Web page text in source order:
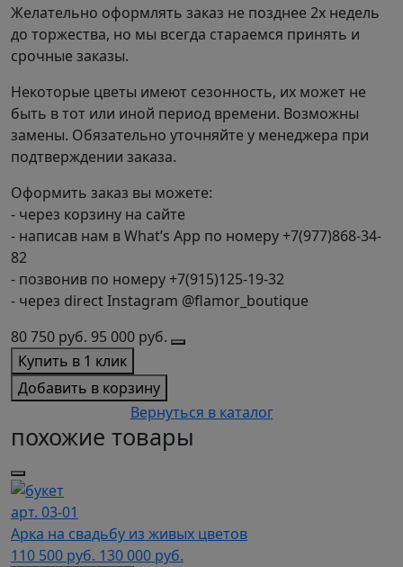
Желательно оформлять заказ не позднее 2х недель
до торжества, но мы всегда стараемся принять и
срочные заказы.
Некоторые цветы имеют сезонность, их может не
быть в тот или иной период времени. Возможны
замены. Обязательно уточняйте у менеджера при
подтверждении заказа.
Оформить заказ вы можете:
- через корзину на сайте
- написав нам в What’s App по номеру +7(977)868-34-
82
- позвонив по номеру +7(915)125-19-32
- через direct Instagram @flamor_boutique
80 750 руб. 95 000 руб.
Купить в 1 клик
Добавить в корзину
Вернуться в каталог
похожие товары
арт. 03-01
Арка на свадьбу из живых цветов
110 500 руб. 130 000 руб.